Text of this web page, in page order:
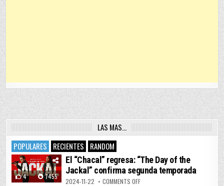
LAS MAS…
POPULARES
RECIENTES RANDOM
4 7455
El “Chacal” regresa: “The Day of the
Jackal” confirma segunda temporada
2024-11-22 COMMENTS OFFON EL “CHACAL” REGRESA: “THE